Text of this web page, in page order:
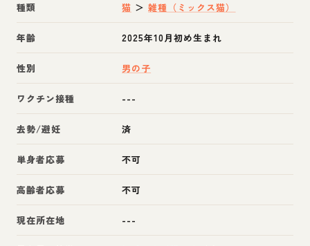
種類 猫 ＞雑種（ミックス猫）
年齢 2025年10月初め生まれ
性別 男の子
ワクチン接種 ---
去勢/避妊 済
単身者応募 不可
高齢者応募 不可
現在所在地 ---